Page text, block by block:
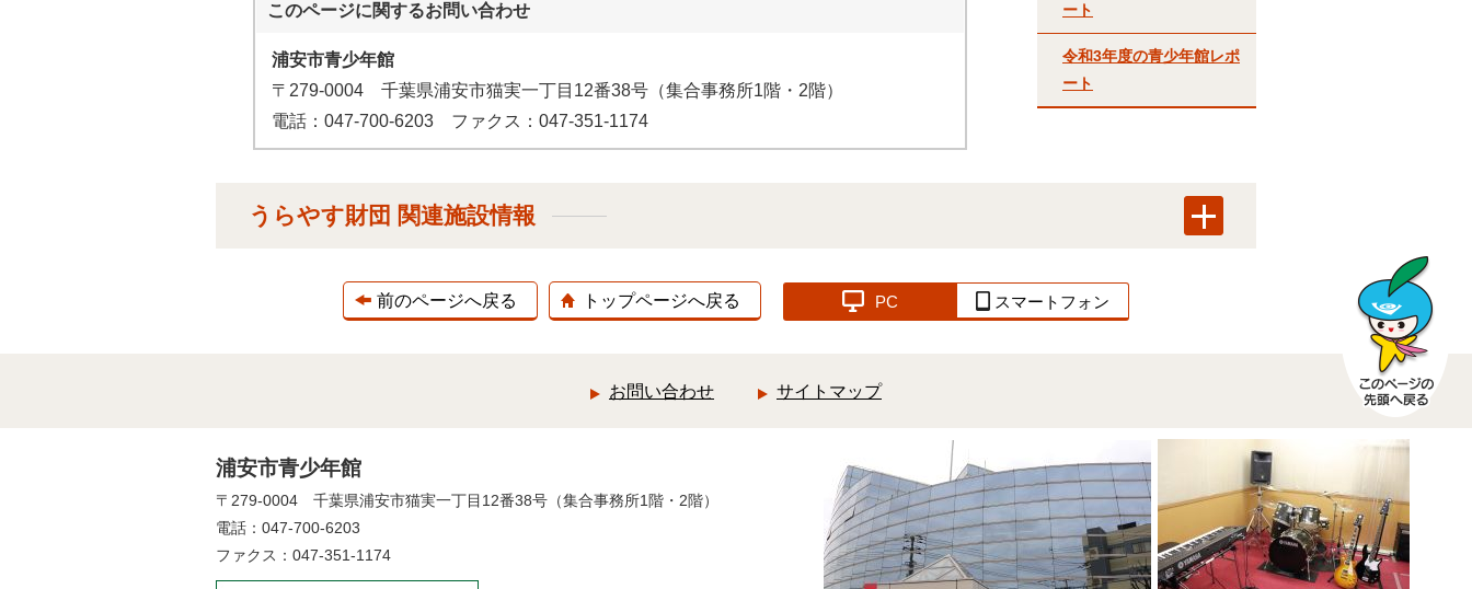
このページに関するお問い合わせ
浦安市青少年館
〒279-0004 千葉県浦安市猫実一丁目12番38号（集合事務所1階・2階）
電話：047-700-6203 ファクス：047-351-1174
ート
令和3年度の青少年館レポ
ート
うらやす財団 関連施設情報
前のページへ戻る トップページへ戻る PC スマートフォン
お問い合わせ サイトマップ
浦安市青少年館
〒279-0004 千葉県浦安市猫実一丁目12番38号（集合事務所1階・2階）
電話：047-700-6203
ファクス：047-351-1174